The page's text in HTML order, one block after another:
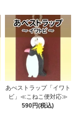
あべストラップ「イワト
ビ」≪こねこ便対応≫
590円(税込)